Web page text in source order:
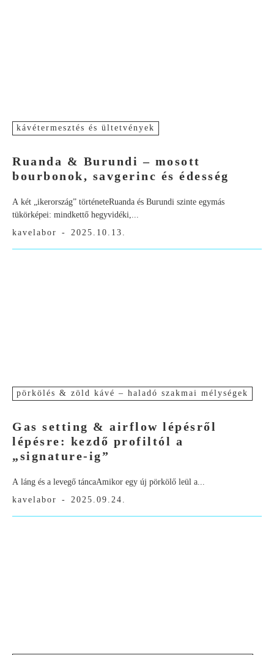
kávétermesztés és ültetvények
Ruanda & Burundi – mosott
bourbonok, savgerinc és édesség
A két „ikerország” történeteRuanda és Burundi szinte egymás
tükörképei: mindkettő hegyvidéki,...
kavelabor
- 2025.10.13.
pörkölés & zöld kávé – haladó szakmai mélységek
Gas setting & airflow lépésről
lépésre: kezdő profiltól a
„signature-ig”
A láng és a levegő táncaAmikor egy új pörkölő leül a...
kavelabor
- 2025.09.24.